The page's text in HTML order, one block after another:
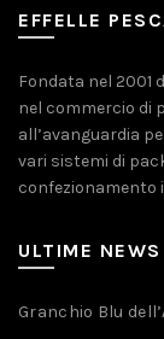
EFFELLE
Fondata nel 2001
nel commercio di
all’avanguardia
vari sistemi di
ULTIME NEWS
Granchio Blu